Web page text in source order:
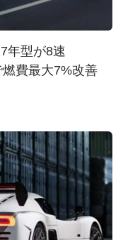
年型が8速
費最大7%改善